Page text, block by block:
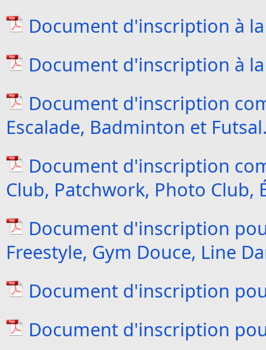
Document d'inscription à
Document d'inscription à
Document d'inscription
Escalade, Badminton et
Document d'inscription
Club, Patchwork, Photo Club,
Document d'inscription
Freestyle, Gym Douce, Line
Document d'inscription
Document d'inscription